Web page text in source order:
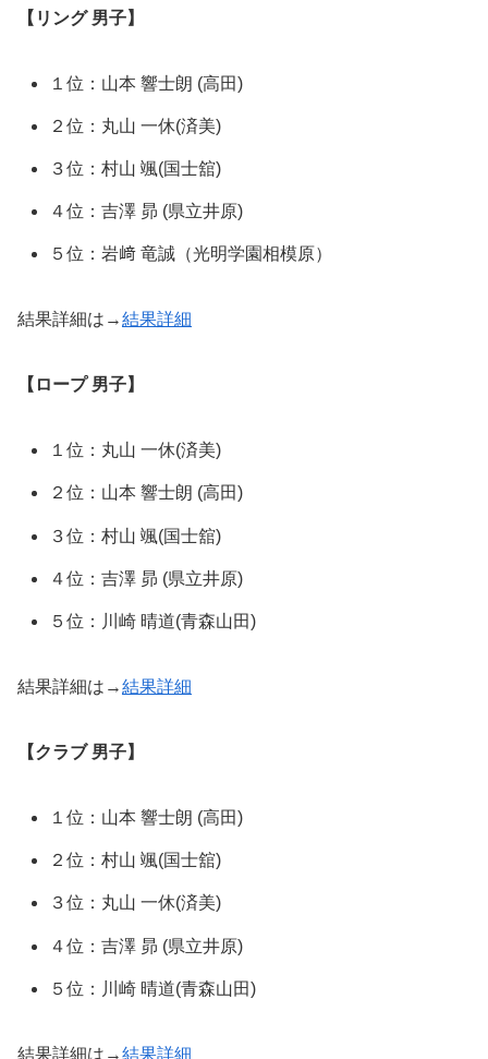
【リング 男子】
１位：⼭本 響⼠朗 (高田)
２位：丸⼭ ⼀休(済美)
３位：村⼭ 颯(国士舘)
４位：吉澤 昴 (県立井原)
５位：岩﨑 ⻯誠（光明学園相模原）
結果詳細は→結果詳細
【ロープ 男子】
１位：丸⼭ ⼀休(済美)
２位：⼭本 響⼠朗 (高田)
３位：村⼭ 颯(国士舘)
４位：吉澤 昴 (県立井原)
５位：川崎 晴道(青森山田)
結果詳細は→結果詳細
【クラブ 男子】
１位：⼭本 響⼠朗 (高田)
２位：村⼭ 颯(国士舘)
３位：丸⼭ ⼀休(済美)
４位：吉澤 昴 (県立井原)
５位：川崎 晴道(青森山田)
結果詳細は→結果詳細